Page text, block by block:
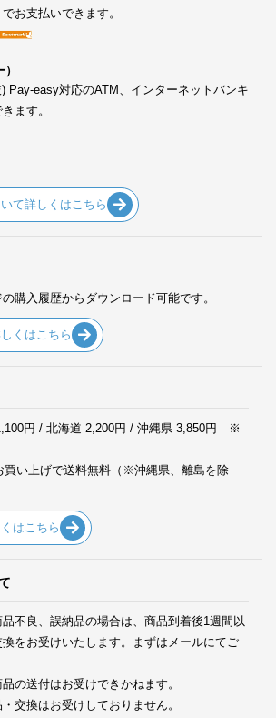
お支払いできます。
Pay-easy対応のATM、インターネットバンキ
ます。
て詳しくはこちら
購入履歴からダウンロード可能です。
くはこちら
円 / 北海道 2,200円 / 沖縄県 3,850円 ※
買い上げで送料無料（※沖縄県、離島を除
はこちら
不良、誤納品の場合は、商品到着後1週間以
をお受けいたします。まずはメールにてご
の送付はお受けできかねます。
交換はお受けしておりません。